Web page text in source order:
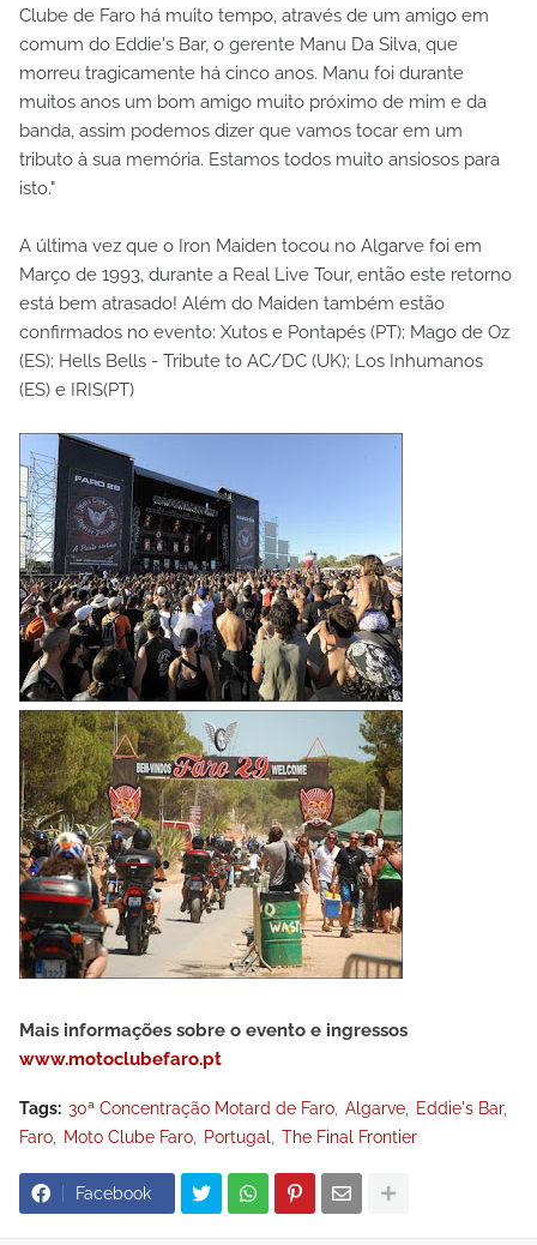
Clube de Faro há muito tempo, através de um amigo em
comum do Eddie's Bar, o gerente Manu Da Silva, que
morreu tragicamente há cinco anos. Manu foi durante
muitos anos um bom amigo muito próximo de mim e da
banda, assim podemos dizer que vamos tocar em um
tributo à sua memória. Estamos todos muito ansiosos para
isto."
A última vez que o Iron Maiden tocou no Algarve foi em
Março de 1993, durante a Real Live Tour, então este retorno
está bem atrasado! Além do Maiden também estão
confirmados no evento: Xutos e Pontapés (PT); Mago de Oz
(ES); Hells Bells - Tribute to AC/DC (UK); Los Inhumanos
(ES) e IRIS(PT)
Mais informações sobre o evento e ingressos
www.motoclubefaro.pt
Tags: 30ª Concentração Motard de Faro Algarve
Eddie's Bar
Faro
Moto Clube Faro Portugal The Final Frontier
Facebook